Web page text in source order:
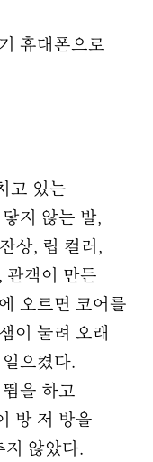
휴대폰으로
고 있는
지 않는 발,
상, 립 컬러,
관객이 만든
오르면 코어를
이 눌려 오래
으켰다.
을 하고
방 저 방을
지 않았다.